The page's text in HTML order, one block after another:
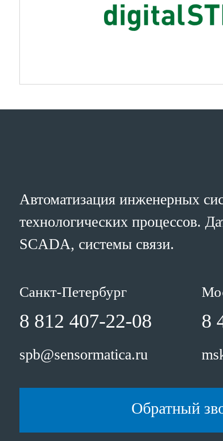
Автоматизация инженерных
технологических процессов.
SCADA, системы связи.
Санкт-Петербург
8 812 407-22-08
spb@sensormatica.ru
8
Обратный